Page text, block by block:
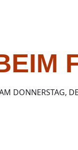
DONNERSTAG,